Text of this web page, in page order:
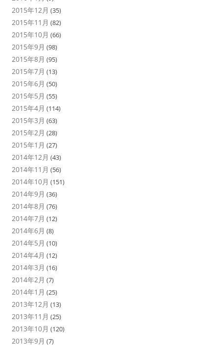
2015年12月 (35)
2015年11月 (82)
2015年10月 (66)
2015年9月 (98)
2015年8月 (95)
2015年7月 (13)
2015年6月 (50)
2015年5月 (55)
2015年4月 (114)
2015年3月 (63)
2015年2月 (28)
2015年1月 (27)
2014年12月 (43)
2014年11月 (56)
2014年10月 (151)
2014年9月 (36)
2014年8月 (76)
2014年7月 (12)
2014年6月 (8)
2014年5月 (10)
2014年4月 (12)
2014年3月 (16)
2014年2月 (7)
2014年1月 (25)
2013年12月 (13)
2013年11月 (25)
2013年10月 (120)
2013年9月 (7)